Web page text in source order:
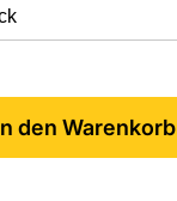
den Warenkorb